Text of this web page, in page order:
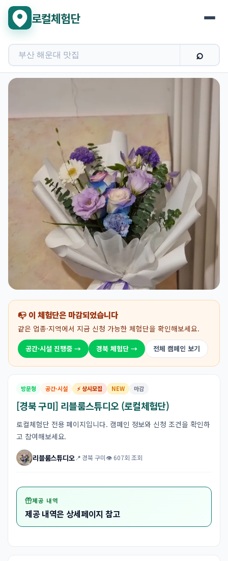
로컬체험단
📭 이 체험단은 마감되었습니다
같은 업종·지역에서 지금 신청 가능한 체험단을 확인해보세요.
공간·시설 진행중 → 경북 체험단 → 전체 캠페인 보기
방문형 공간·시설 ⚡ 상시모집 NEW 마감
[경북 구미] 리블룸스튜디오 (로컬체험단)
로컬체험단 전용 페이지입니다. 캠페인 정보와 신청 조건을 확인하
고 참여해보세요.
리블룸스튜디오📍 경북 구미👁 607회 조회
제공 내역
제공 내역은 상세페이지 참고